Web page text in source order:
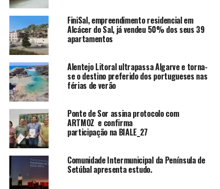
FiniSal, empreendimento residencial em
Alcácer do Sal, já vendeu 50% dos seus 39
apartamentos
Alentejo Litoral ultrapassa Algarve e torna-
se o destino preferido dos portugueses nas
férias de verão
Ponte de Sor assina protocolo com
ARTMOZ e confirma
participação na BIALE_27
Comunidade Intermunicipal da Península de
Setúbal apresenta estudo.